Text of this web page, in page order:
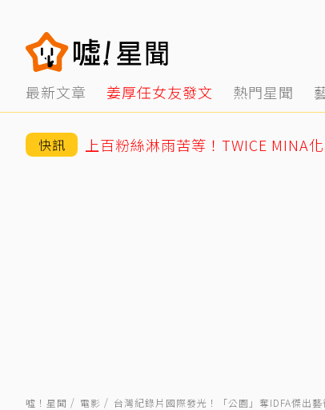
最新文章 姜厚任女友發文 熱門星聞
快訊 上百粉絲淋雨苦等！TWICE MINA
噓！星聞 電影 台灣紀錄片國際發光！「公園」奪IDFA傑出